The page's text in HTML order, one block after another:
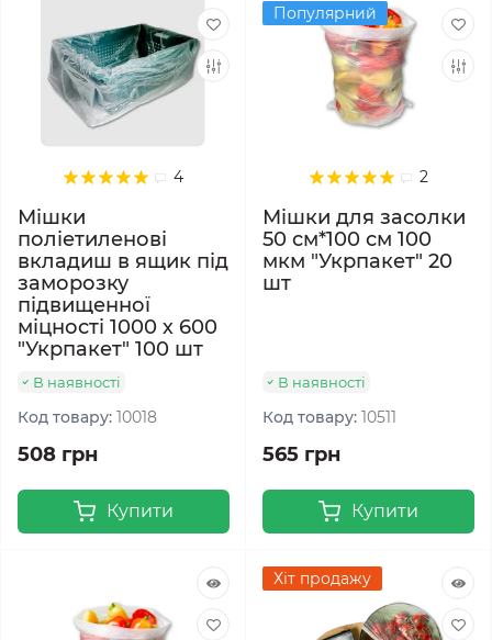
4
Мішки
поліетиленові
вкладиш в ящик під
заморозку
підвищенної
міцності 1000 х 600
"Укрпакет" 100 шт
В наявності
Код товару: 10018
508 грн
Купити
Популярний
2
Мішки для засолки
50 см*100 см 100
мкм "Укрпакет" 20
шт
В наявності
Код товару: 10511
565 грн
Купити
Хіт продажу